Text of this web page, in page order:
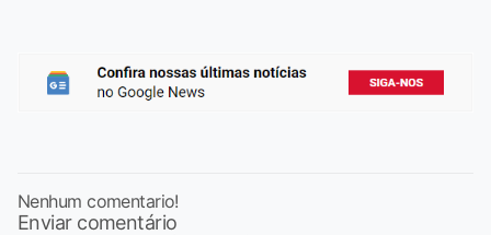
Nenhum comentario!
Enviar comentário